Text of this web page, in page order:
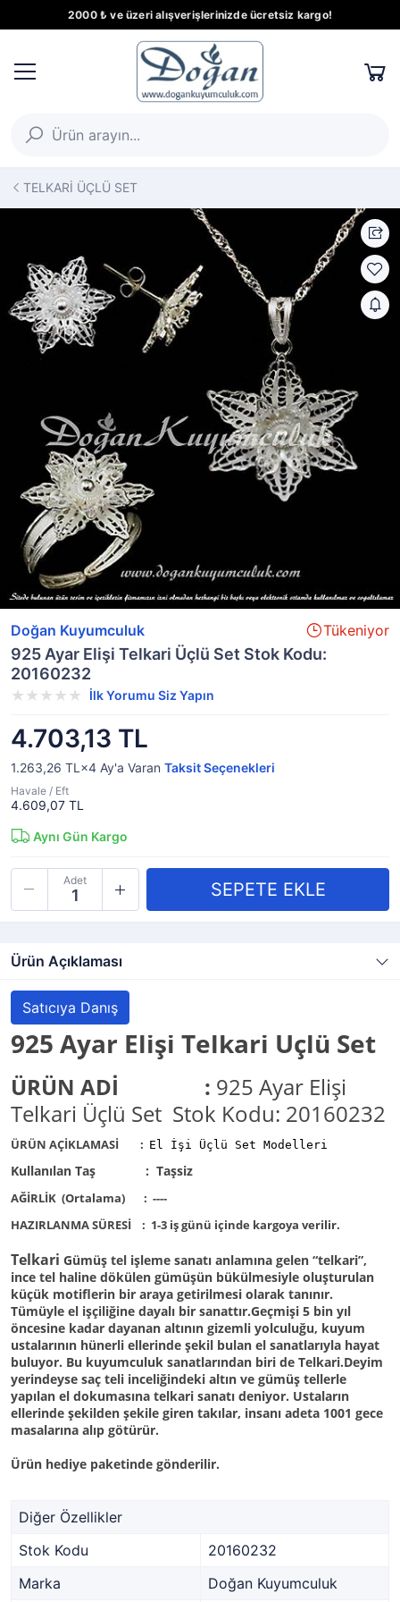
2000 ₺ ve üzeri alışverişlerinizde ücretsiz kargo!
TELKARİ ÜÇLÜ SET
Doğan Kuyumculuk Tükeniyor
925 Ayar Elişi Telkari Üçlü Set Stok Kodu:
20160232
İlk Yorumu Siz Yapın
4.703,13 TL
1.263,26 TL×4 Ay'a Varan Taksit Seçenekleri
Havale / Eft
4.609,07 TL
Aynı Gün Kargo
Adet
Ürün Açıklaması
Satıcıya Danış
925 Ayar Elişi Telkari Üçlü Set
ÜRÜN ADİ : 925 Ayar Elişi
Telkari Üçlü Set Stok Kodu: 20160232
ÜRÜN AÇİKLAMASİ : El İşi Üçlü Set Modelleri
Kullanılan Taş : Taşsiz
AĞİRLİK (Ortalama) : ----
HAZIRLANMA SÜRESİ
: 1-3 iş günü içinde kargoya verilir.
Telkari Gümüş tel işleme sanatı anlamına gelen “telkari”,
ince tel haline dökülen gümüşün bükülmesiyle oluşturulan
küçük motiflerin bir araya getirilmesi olarak tanınır.
Tümüyle el işçiliğine dayalı bir sanattır.Geçmişi 5 bin yıl
öncesine kadar dayanan altının gizemli yolculuğu, kuyum
ustalarının hünerli ellerinde şekil bulan el sanatlarıyla hayat
buluyor. Bu kuyumculuk sanatlarından biri de Telkari.Deyim
yerindeyse saç teli inceliğindeki altın ve gümüş tellerle
yapılan el dokumasına telkari sanatı deniyor. Ustaların
ellerinde şekilden şekile giren takılar, insanı adeta 1001 gece
masalarına alıp götürür.
Ürün hediye paketinde gönderilir.
Diğer Özellikler
Stok Kodu
20160232
Marka
Doğan Kuyumculuk